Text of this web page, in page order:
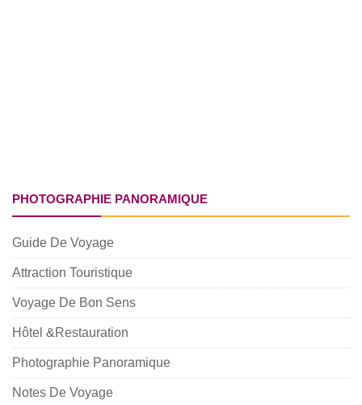
PHOTOGRAPHIE PANORAMIQUE
Guide De Voyage
Attraction Touristique
Voyage De Bon Sens
Hôtel &Restauration
Photographie Panoramique
Notes De Voyage